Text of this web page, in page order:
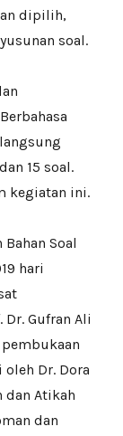
dipilih,
soal.
15 soal.
kegiatan ini.
Soal
hari
Gufran Ali
Dr. Dora
dan Atikah
dan